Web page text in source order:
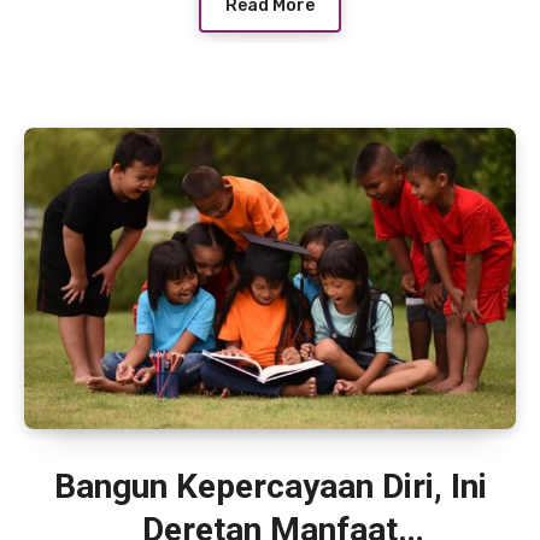
Read More
Bangun Kepercayaan Diri, Ini
Deretan Manfaat